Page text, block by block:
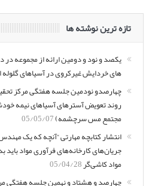
تازه ترین نوشته ها
یکصد و نود و دومین ارائه از مجموعه در
های خردایش غیرکروی در آسیاهای گلوله
چهارصدو نودمین جلسه هفتگی مرکز
مجتمع مس سرچشمه)05/05/07
انتشار کتابچه مهارتی “آنچه که یک
جریان‌های کارخانه‌های فرآوری مواد باید
مواد کاشی‌گر05/04/28
چهارصد و هشتاد و نهمین جلسه هفتگی